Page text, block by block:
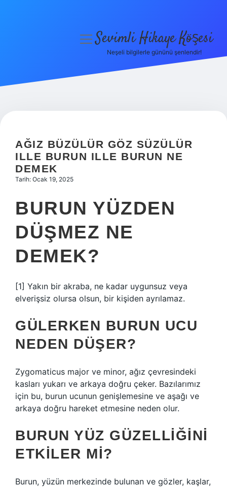
Hakkımızda
menüyüSevimli Hikaye Köşesi
Neşeli bilgilerle gününü şenlendir!
AĞIZ BÜZÜLÜR GÖZ SÜZÜLÜR
ILLE BURUN ILLE BURUN NE
DEMEK
Tarih: Ocak 19, 2025
BURUN YÜZDEN
DÜŞMEZ NE
DEMEK?
[1] Yakın bir akraba, ne kadar uygunsuz veya
elverişsiz olursa olsun, bir kişiden ayrılamaz.
GÜLERKEN BURUN UCU
NEDEN DÜŞER?
Zygomaticus major ve minor, ağız çevresindeki
kasları yukarı ve arkaya doğru çeker. Bazılarımız
için bu, burun ucunun genişlemesine ve aşağı ve
arkaya doğru hareket etmesine neden olur.
BURUN YÜZ GÜZELLIĞINI
ETKILER MI?
Burun, yüzün merkezinde bulunan ve gözler, kaşlar,